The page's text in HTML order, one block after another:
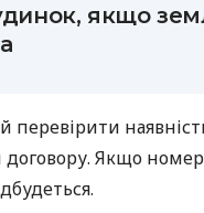
якщо
перевірити
Якщо